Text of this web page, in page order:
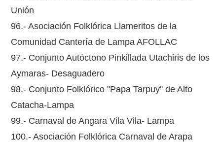
Unión
96.- Asociación Folklórica Llameritos de la
Comunidad Cantería de Lampa AFOLLAC
97.- Conjunto Autóctono Pinkillada Utachiris de los
Aymaras- Desaguadero
98.- Conjunto Folklórico "Papa Tarpuy" de Alto
Catacha-Lampa
99.- Carnaval de Angara Vila Vila- Lampa
100.- Asociación Folklórica Carnaval de Arapa